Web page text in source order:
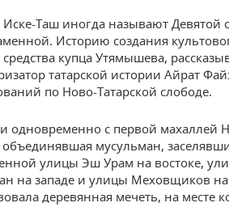
Таш иногда называют Девятой
Историю создания
средства купца Утямышева,
татарской истории Айрат
по Ново-Татарской слободе.
одновременно с первой махаллей
объединявшая мусульман,
улицы Эш Урам на востоке,
на западе и улицы Меховщиков
деревянная мечеть, на месте